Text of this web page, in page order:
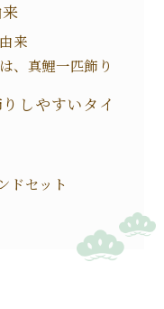
来
、真鯉一匹飾り
しやすいタイ
ドセット